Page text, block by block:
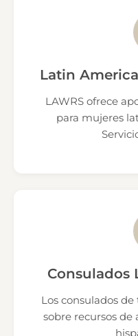
Latin
LAWRS ofrece
para mujeres
Consulados
Los consulados
sobre recursos